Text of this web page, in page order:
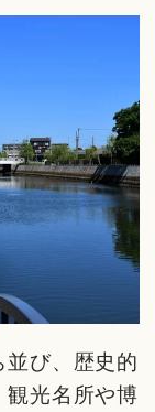
び、歴史的
光名所や博